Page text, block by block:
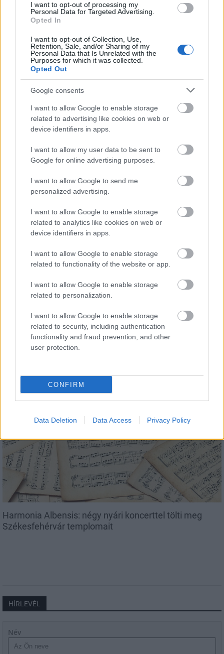
I want to opt-out of processing my
Personal Data for Targeted Advertising.
Opted In
I want to opt-out of Collection, Use,
Retention, Sale, and/or Sharing of my
Personal Data that Is Unrelated with the
Purposes for which it was collected.
Opted Out
Google consents
I want to allow Google to enable storage
related to advertising like cookies on web or
device identifiers in apps.
I want to allow my user data to be sent to
Google for online advertising purposes.
I want to allow Google to send me
personalized advertising.
I want to allow Google to enable storage
related to analytics like cookies on web or
device identifiers in apps.
I want to allow Google to enable storage
related to functionality of the website or app.
I want to allow Google to enable storage
related to personalization.
I want to allow Google to enable storage
related to security, including authentication
functionality and fraud prevention, and other
user protection.
CONFIRM
Data Deletion Data Access Privacy Policy
Épített öröksége megújításával is készül
évfordulójára
Fáklyafényben tárul fel Székesfehérvár történelmi
belvárosa
kiterjedő állomásfelújítási program
Harmonia Albensis: négy nyári koncerttel tölti meg
Székesfehérvár templomait
HÍRLEVÉL
Név